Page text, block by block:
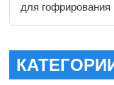
для гофрирования
склеивания
синтетической
углеродной ткани,